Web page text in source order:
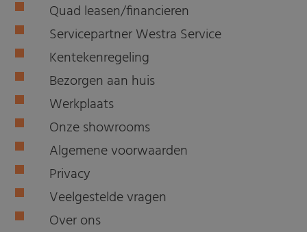
Quad leasen/financieren
Servicepartner Westra Service
Kentekenregeling
Bezorgen aan huis
Werkplaats
Onze showrooms
Algemene voorwaarden
Privacy
Veelgestelde vragen
Over ons